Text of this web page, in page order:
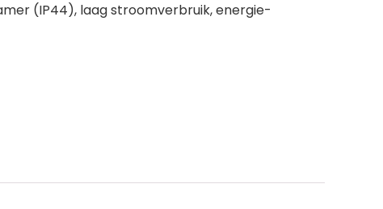
(IP44), laag stroomverbruik, energie-